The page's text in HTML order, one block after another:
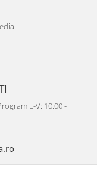
L-V: 10.00 -